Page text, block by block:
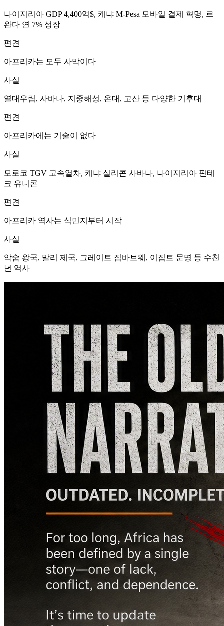
나이지리아 GDP 4,400억$, 케냐 M-Pesa 모바일 결제 혁명, 르
완다 연 7% 성장
편견
아프리카는 모두 사막이다
사실
열대우림, 사바나, 지중해성, 온대, 고산 등 다양한 기후대
편견
아프리카에는 기술이 없다
사실
모로코 TGV 고속열차, 케냐 실리콘 사바나, 나이지리아 핀테
크 유니콘
편견
아프리카 역사는 식민지부터 시작
사실
악숨 왕국, 말리 제국, 그레이트 짐바브웨, 이집트 문명 등 수천
년 역사